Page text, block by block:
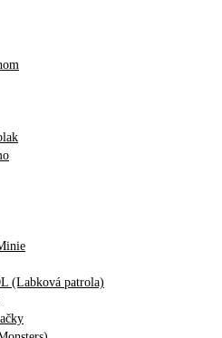
(Labková patrola)